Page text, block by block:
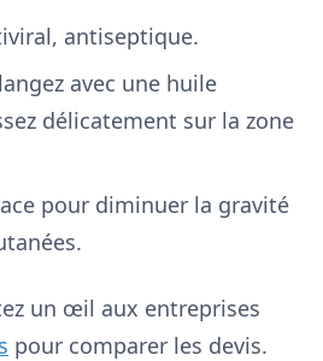
antiseptique.
avec une huile
délicatement sur la zone
pour diminuer la gravité
un œil aux entreprises
pour comparer les devis.